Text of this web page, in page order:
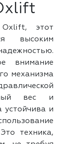
этот
высоким
внимание
механизма
вес и
устойчива и
техника,